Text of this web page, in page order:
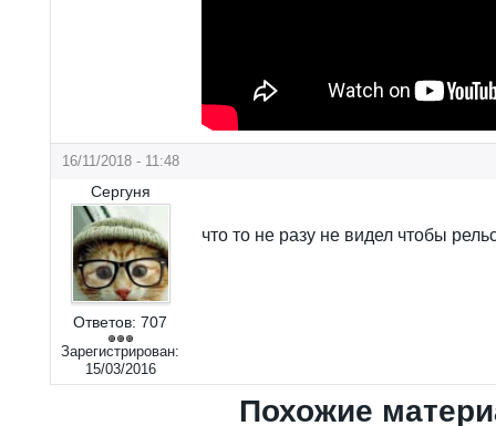
16/11/2018 - 11:48
Сергуня
Ответов: 707
Зарегистрирован:
15/03/2016
что то не разу не видел чтобы
Похожие